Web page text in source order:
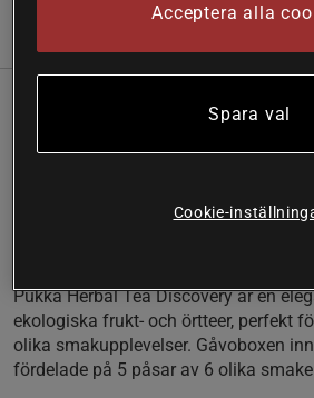
Perfekt för den som vill prova sig
Alla teer är naturligt koffeinfria
Pukka Herbal Tea Discovery är en
ekologiska frukt- och örtteer, perfekt
olika smakupplevelser. Gåvoboxen
fördelade på 5 påsar av 6 olika
Acceptera alla
Spara val
Cookie-